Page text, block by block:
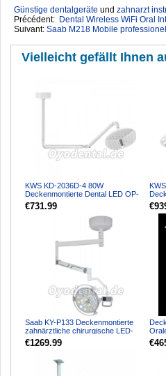
Günstige dentalgeräte ‎ und zahnarzt
Précédent: Dental Wireless WiFi Oral
Suivant: Saab M218 Mobile
Vielleicht gefällt Ihnen
KWS KD-2036D-4 80W
Deckenmontierte Dental LED OP-
Leuchte Schattenfrei
Deckenleuc...
€731.99
Saab KY-P133 Deckenmontierte
zahnärztliche chirurgische LED-
Leuchte mit 18 LEDs ...
€1269.99